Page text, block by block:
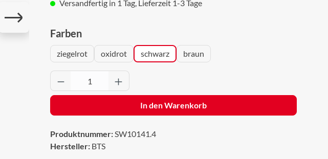
Versandfertig in 1 Tag, Lieferzeit 1-3 Tage
Farbenauswählen
ziegelrot oxidrot schwarz braun
Produkt Anzahl: Gib den gewünschten Wert ein
In den Warenkorb
Produktnummer:SW10141.4
Hersteller: BTS